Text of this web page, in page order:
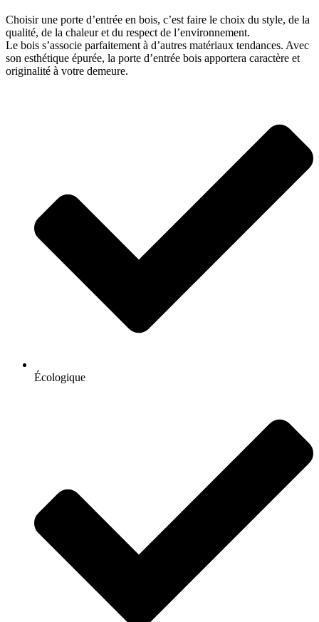
Choisir une porte d’entrée en bois, c’est faire le choix du style, de la
qualité, de la chaleur et du respect de l’environnement.
Le bois s’associe parfaitement à d’autres matériaux tendances. Avec
son esthétique épurée, la porte d’entrée bois apportera caractère et
originalité à votre demeure.
Écologique